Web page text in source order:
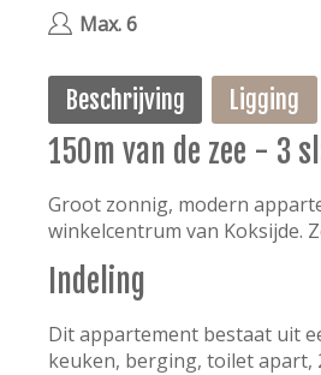
Max. 6
Beschrijving Ligging
150m van de zee - 3
Groot zonnig, modern
winkelcentrum van Koksijde.
Indeling
Dit appartement bestaat uit
keuken, berging, toilet apart,